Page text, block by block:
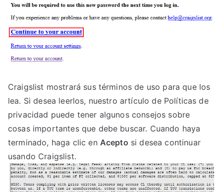
Craigslist mostrará sus términos de uso para que los
lea. Si desea leerlos, nuestro artículo de Políticas de
privacidad puede tener algunos consejos sobre
cosas importantes que debe buscar. Cuando haya
terminado, haga clic en Acepto si desea continuar
usando Craigslist.